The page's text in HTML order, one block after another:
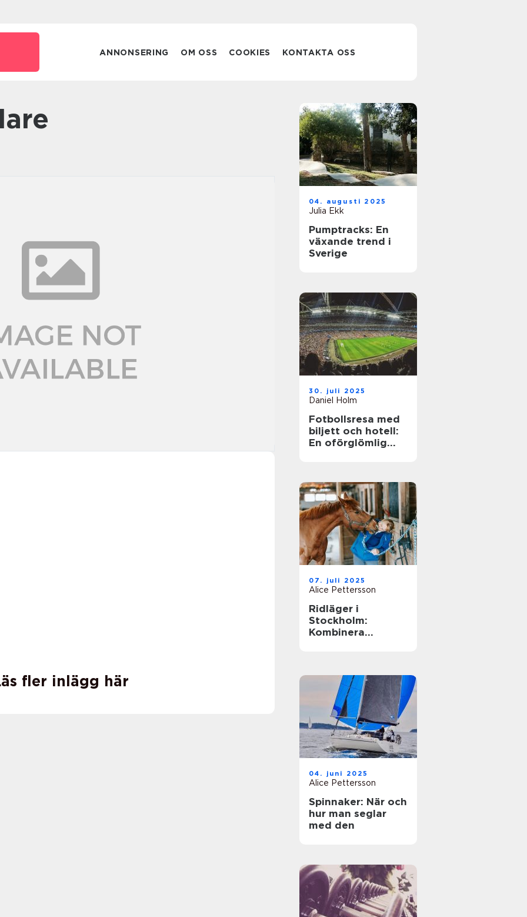
ANNONSERING OM OSS COOKIES KONTAKTA OSS
fler inlägg här
04. augusti 2025
Julia Ekk
Pumptracks: En
växande trend i
Sverige
30. juli 2025
Daniel Holm
Fotbollsresa med
biljett och hotell:
En oförglömlig
07. juli 2025
Alice Pettersson
Ridläger i
Stockholm:
Kombinera
04. juni 2025
Alice Pettersson
Spinnaker: När och
hur man seglar
med den